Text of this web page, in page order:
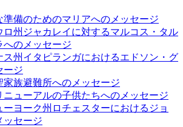
準備のためのマリアへのメッセージ
ロ州ジャカレイに対するマルコス・タル
へのメッセージ
ス州イタピランガにおけるエドソン・グ
ージ
家族避難所へのメッセージ
ニューアルの子供たちへのメッセージ
ヨーク州ロチェスターにおけるジョ
ッセージ